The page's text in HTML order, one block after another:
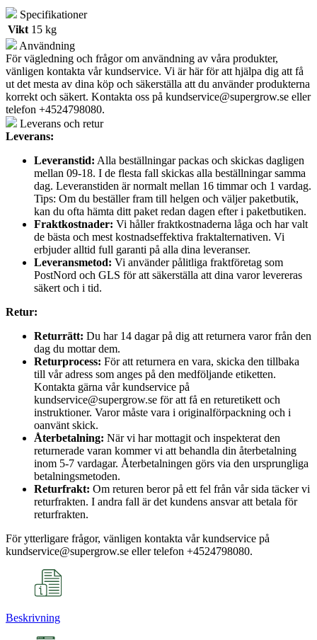
Specifikationer
Vikt 15 kg
Användning
För vägledning och frågor om användning av våra produkter,
vänligen kontakta vår kundservice. Vi är här för att hjälpa dig att få
ut det mesta av dina köp och säkerställa att du använder produkterna
korrekt och säkert. Kontakta oss på kundservice@supergrow.se eller
telefon +4524798080.
Leverans och retur
Leverans:
Leveranstid: Alla beställningar packas och skickas dagligen
mellan 09-18. I de flesta fall skickas alla beställningar samma
dag. Leveranstiden är normalt mellan 16 timmar och 1 vardag.
Tips: Om du beställer fram till helgen och väljer paketbutik,
kan du ofta hämta ditt paket redan dagen efter i paketbutiken.
Fraktkostnader: Vi håller fraktkostnaderna låga och har valt
de bästa och mest kostnadseffektiva fraktalternativen. Vi
erbjuder alltid full garanti på alla dina leveranser.
Leveransmetod: Vi använder pålitliga fraktföretag som
PostNord och GLS för att säkerställa att dina varor levereras
säkert och i tid.
Retur:
Returrätt: Du har 14 dagar på dig att returnera varor från den
dag du mottar dem.
Returprocess: För att returnera en vara, skicka den tillbaka
till vår adress som anges på den medföljande etiketten.
Kontakta gärna vår kundservice på
kundservice@supergrow.se för att få en returetikett och
instruktioner. Varor måste vara i originalförpackning och i
oanvänt skick.
Återbetalning: När vi har mottagit och inspekterat den
returnerade varan kommer vi att behandla din återbetalning
inom 5-7 vardagar. Återbetalningen görs via den ursprungliga
betalningsmetoden.
Returfrakt: Om returen beror på ett fel från vår sida täcker vi
returfrakten. I andra fall är det kundens ansvar att betala för
returfrakten.
För ytterligare frågor, vänligen kontakta vår kundservice på
kundservice@supergrow.se eller telefon +4524798080.
Beskrivning